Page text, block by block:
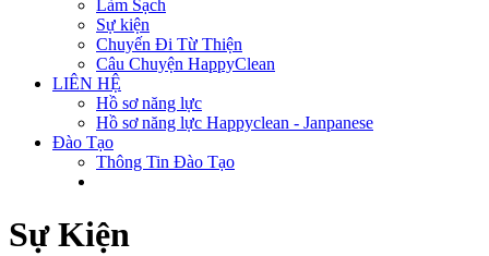
Làm Sạch
Sự kiện
Chuyến Đi Từ Thiện
Câu Chuyện HappyClean
LIÊN HỆ
Hồ sơ năng lực
Hồ sơ năng lực Happyclean - Janpanese
Đào Tạo
Thông Tin Đào Tạo
Sự Kiện